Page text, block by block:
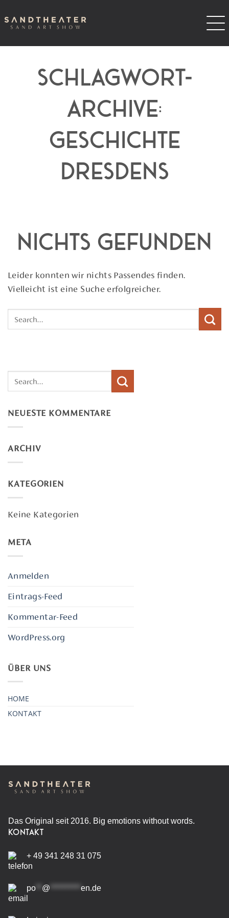
SCHLAGWORT-
ARCHIVE:
GESCHICHTE
DRESDENS
Nichts gefunden
Leider konnten wir nichts Passendes finden.
Vielleicht ist eine Suche erfolgreicher.
NEUESTE KOMMENTARE
ARCHIV
KATEGORIEN
Keine Kategorien
META
Anmelden
Eintrags-Feed
Kommentar-Feed
WordPress.org
ÜBER UNS
HOME
KONTAKT
Das Original seit 2016. Big emotions without words.
KONTAKT
+ 49 341 248 31 075
po @ ********** en.de